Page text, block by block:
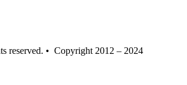
reserved. • Copyright 2012 – 2024